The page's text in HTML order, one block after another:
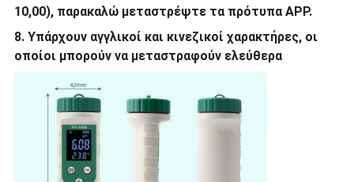
10,00), παρακαλώ μεταστρέψτε τα πρότυπα APP.
8. Υπάρχουν αγγλικοί και κινεζικοί χαρακτήρες, οι
οποίοι μπορούν να μεταστραφούν ελεύθερα